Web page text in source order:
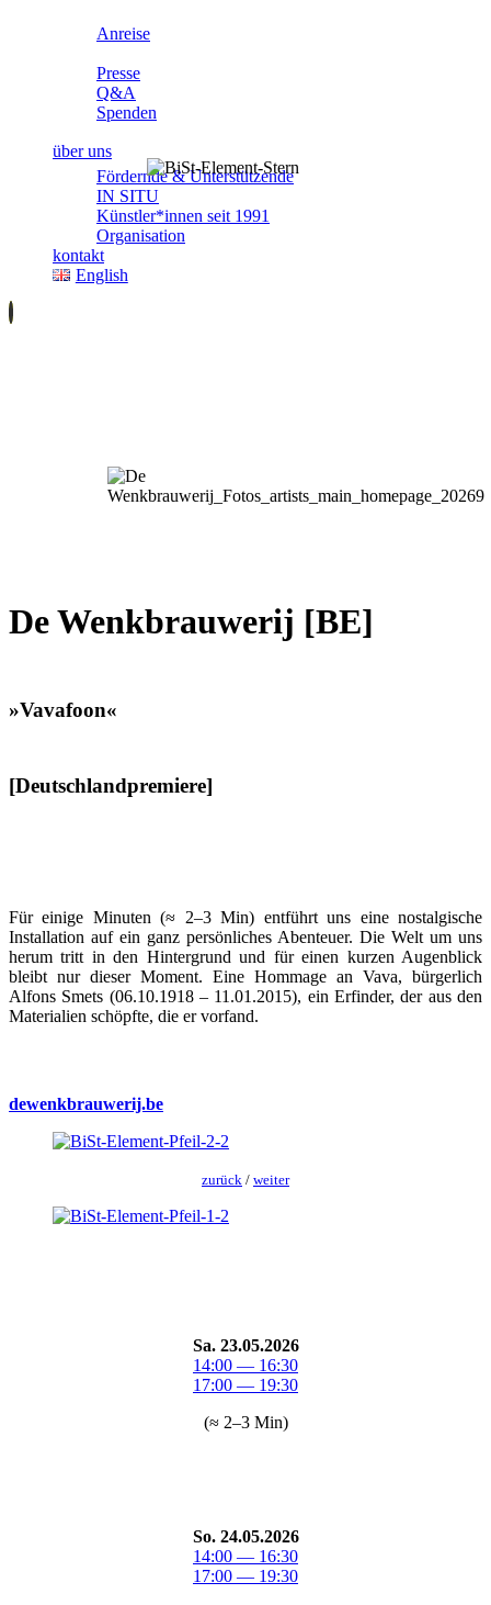
Anreise
Presse
Q&A
Spenden
über uns
Fördernde & Unterstützende
IN SITU
Künstler*innen seit 1991
Organisation
kontakt
English
De Wenkbrauwerij [BE]
»Vavafoon«
[Deutschlandpremiere]
Für einige Minuten (≈ 2–3 Min) ent­führt uns eine nos­tal­gis­che
Instal­la­tion auf ein ganz per­sön­lich­es Aben­teuer. Die Welt um uns
herum tritt in den Hin­ter­grund und für einen kurzen Augen­blick
bleibt nur dieser Moment. Eine Hom­mage an Vava, bürg­er­lich
Alfons Smets (06.10.1918 – 11.01.2015), ein Erfind­er, der aus den
Mate­ri­alien schöpfte, die er vor­fand.
dewenkbrauwerij.be
zurück / weit­er
Sa. 23.05.2026
14:00 — 16:30
17:00 — 19:30
(≈ 2–3 Min)
So. 24.05.2026
14:00 — 16:30
17:00 — 19:30